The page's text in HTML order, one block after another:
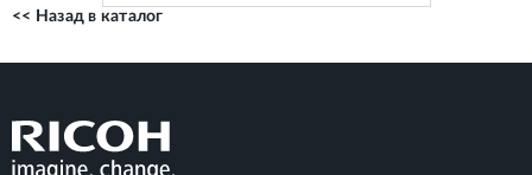
<< Назад в каталог